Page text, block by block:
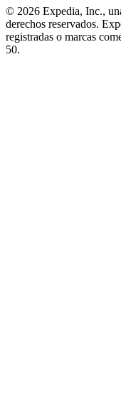
© 2026 Expedia, Inc.,
derechos reservados.
registradas o marcas
50.